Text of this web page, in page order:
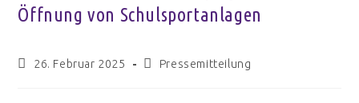
Öffnung von Schulsportanlagen
26. Februar 2025 Pressemitteilung